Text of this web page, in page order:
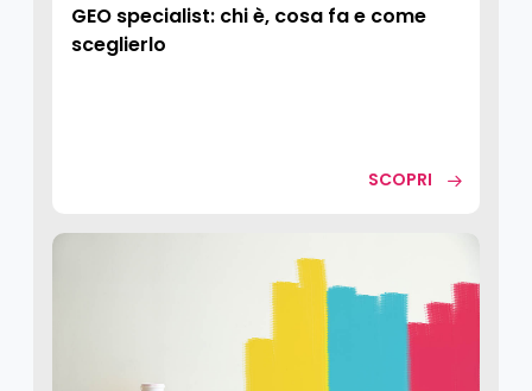
GEO specialist: chi è, cosa fa e come
sceglierlo
SCOPRI